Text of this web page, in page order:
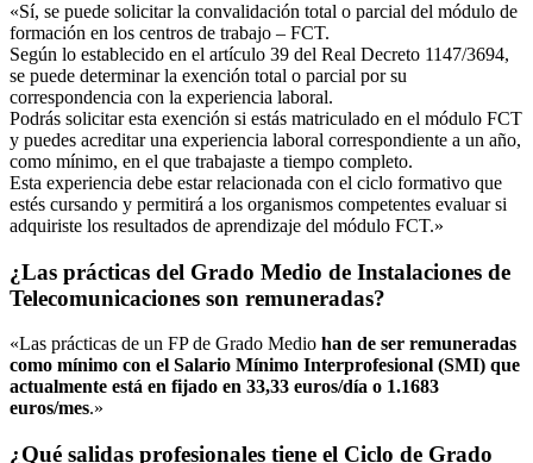
«Sí, se puede solicitar la convalidación total o parcial del módulo de
formación en los centros de trabajo – FCT.
Según lo establecido en el artículo 39 del Real Decreto 1147/3694,
se puede determinar la exención total o parcial por su
correspondencia con la experiencia laboral.
Podrás solicitar esta exención si estás matriculado en el módulo FCT
y puedes acreditar una experiencia laboral correspondiente a un año,
como mínimo, en el que trabajaste a tiempo completo.
Esta experiencia debe estar relacionada con el ciclo formativo que
estés cursando y permitirá a los organismos competentes evaluar si
adquiriste los resultados de aprendizaje del módulo FCT.»
¿Las prácticas del Grado Medio de Instalaciones de
Telecomunicaciones son remuneradas?
«Las prácticas de un FP de Grado Medio han de ser remuneradas
como mínimo con el Salario Mínimo Interprofesional (SMI) que
actualmente está en fijado en 33,33 euros/día o 1.1683
euros/mes.»
¿Qué salidas profesionales tiene el Ciclo de Grado